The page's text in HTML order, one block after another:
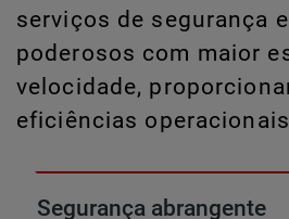
serviços de segurança
poderosos com maior
velocidade,
eficiências
Segurança abrangente